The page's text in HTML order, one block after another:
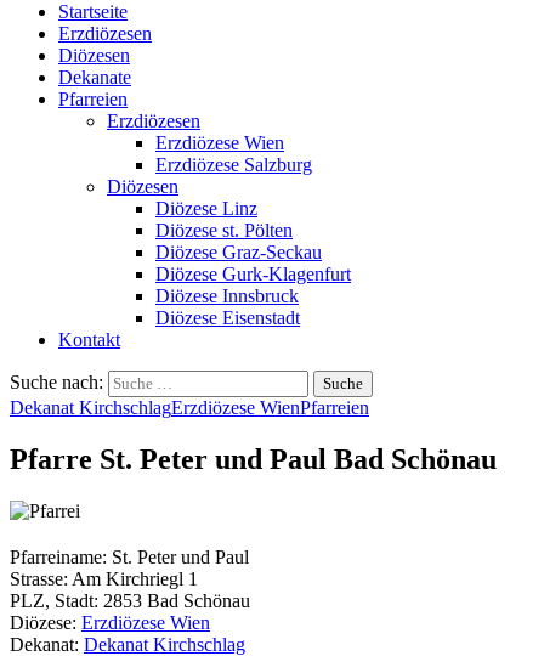
Startseite
Erzdiözesen
Diözesen
Dekanate
Pfarreien
Erzdiözesen
Erzdiözese Wien
Erzdiözese Salzburg
Diözesen
Diözese Linz
Diözese st. Pölten
Diözese Graz-Seckau
Diözese Gurk-Klagenfurt
Diözese Innsbruck
Diözese Eisenstadt
Kontakt
Suche nach:
Dekanat KirchschlagErzdiözese WienPfarreien
Pfarre St. Peter und Paul Bad Schönau
Pfarreiname: St. Peter und Paul
Strasse: Am Kirchriegl 1
PLZ, Stadt: 2853 Bad Schönau
Diözese: Erzdiözese Wien
Dekanat: Dekanat Kirchschlag